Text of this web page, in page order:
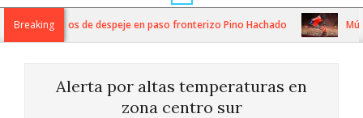
Navigation
MenuBreaking
trabajos de despeje en paso fronterizo Pino Hachado
Alerta por altas temperaturas en
zona centro sur